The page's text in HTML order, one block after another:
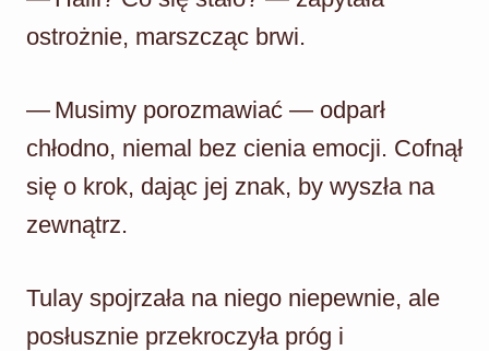
ostrożnie, marszcząc brwi.
— Musimy porozmawiać — odparł
chłodno, niemal bez cienia emocji. Cofnął
się o krok, dając jej znak, by wyszła na
zewnątrz.
Tulay spojrzała na niego niepewnie, ale
posłusznie przekroczyła próg i